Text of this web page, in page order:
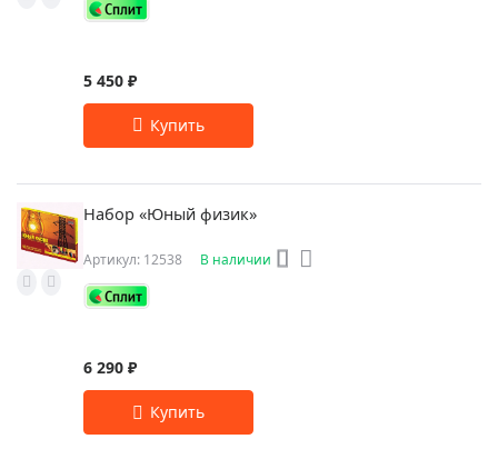
5 450 ₽
Набор «Юный физик»
6 290 ₽
Артикул: 12538 В наличии